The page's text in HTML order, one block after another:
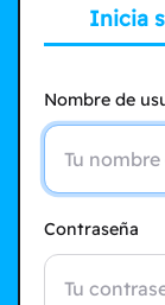
Inicia
Nombre de
Contraseña